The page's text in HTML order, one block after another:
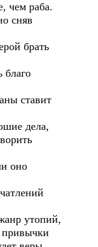
чем раба.
сняв
брать
благо
ставит
дела,
оно
утопий,
привычки